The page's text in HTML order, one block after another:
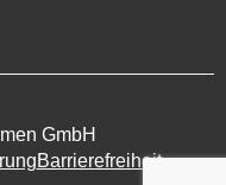
GmbH
Barrierefreiheit